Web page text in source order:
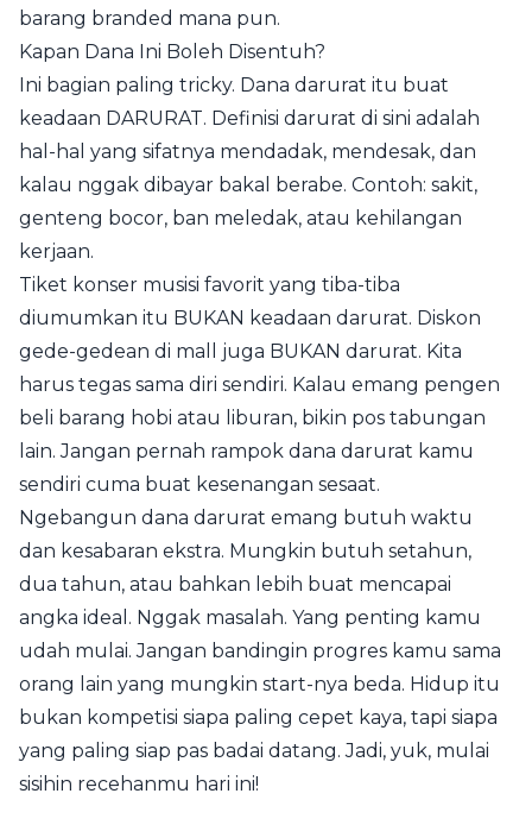
barang branded mana pun.
Kapan Dana Ini Boleh Disentuh?
Ini bagian paling tricky. Dana darurat itu buat
keadaan DARURAT. Definisi darurat di sini adalah
hal-hal yang sifatnya mendadak, mendesak, dan
kalau nggak dibayar bakal berabe. Contoh: sakit,
genteng bocor, ban meledak, atau kehilangan
kerjaan.
Tiket konser musisi favorit yang tiba-tiba
diumumkan itu BUKAN keadaan darurat. Diskon
gede-gedean di mall juga BUKAN darurat. Kita
harus tegas sama diri sendiri. Kalau emang pengen
beli barang hobi atau liburan, bikin pos tabungan
lain. Jangan pernah rampok dana darurat kamu
sendiri cuma buat kesenangan sesaat.
Ngebangun dana darurat emang butuh waktu
dan kesabaran ekstra. Mungkin butuh setahun,
dua tahun, atau bahkan lebih buat mencapai
angka ideal. Nggak masalah. Yang penting kamu
udah mulai. Jangan bandingin progres kamu sama
orang lain yang mungkin start-nya beda. Hidup itu
bukan kompetisi siapa paling cepet kaya, tapi siapa
yang paling siap pas badai datang. Jadi, yuk, mulai
sisihin recehanmu hari ini!